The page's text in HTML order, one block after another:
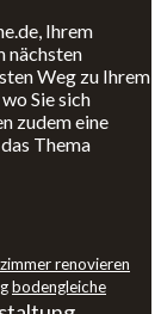
Ihrem
nächsten
Weg zu Ihrem
Sie sich
zudem eine
Thema
renovieren
bodengleiche